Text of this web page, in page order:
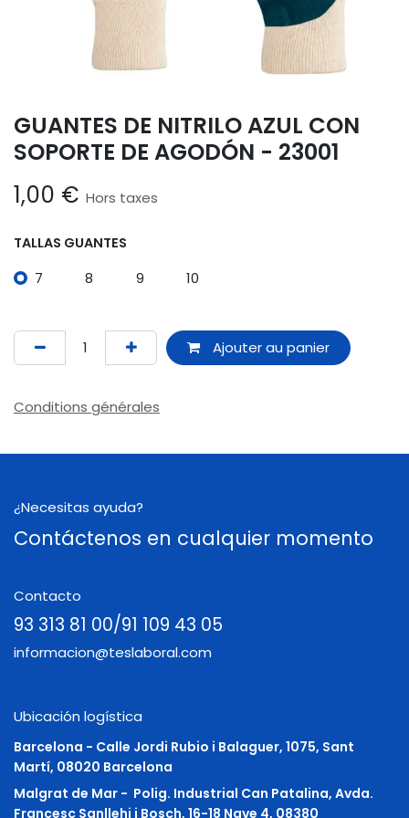
GUANTES DE NITRILO AZUL CON
SOPORTE DE AGODÓN - 23001
1,00 € Hors taxes
TALLAS GUANTES
7 8 9 10
Ajouter au panier
Conditions générales
¿Necesitas ayuda?
Contáctenos en cualquier momento
Contacto
93 313 81 00/91 109 43 05
informacion@teslaboral.com
Ubicación logística
Barcelona - Calle Jordi Rubio i Balaguer, 1075, Sant
Martí, 08020 Barcelona
Malgrat de Mar - Polig. Industrial Can Patalina, Avda.
Francesc Sanllehi i Bosch, 16-18 Nave 4, 08380